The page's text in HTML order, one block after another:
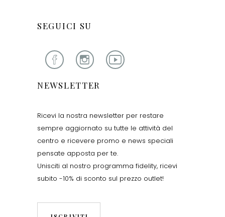
SEGUICI SU
NEWSLETTER
Ricevi la nostra newsletter per restare
sempre aggiornato su tutte le attività del
centro e ricevere promo e news speciali
pensate apposta per te.
Unisciti al nostro programma fidelity, ricevi
subito -10% di sconto sul prezzo outlet!